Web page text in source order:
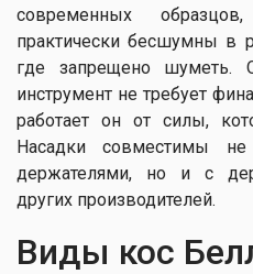
современных
практически бесшумны в
где запрещено шуметь.
инструмент не требует
работает он от силы,
Насадки совместимы
держателями, но и с
других производителей.
Виды кос